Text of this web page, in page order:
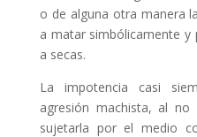
o de alguna otra manera
a matar simbólicamente
a secas.
La impotencia casi
agresión machista, al
sujetarla por el medio